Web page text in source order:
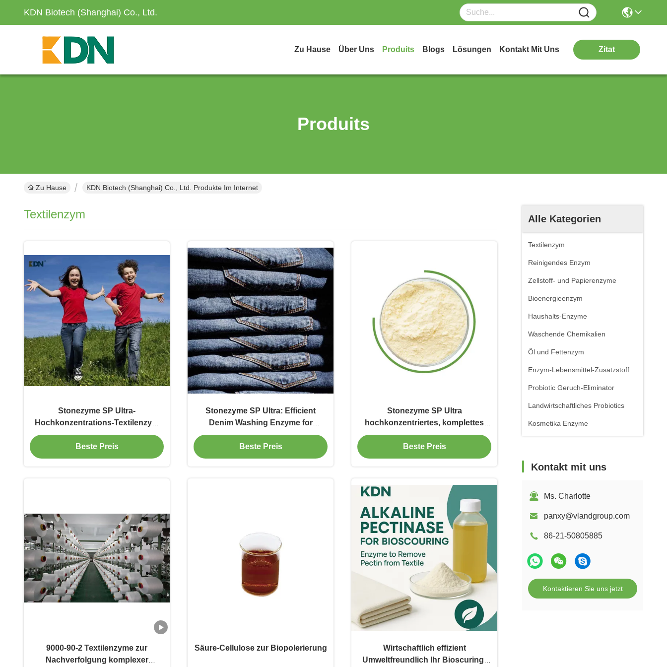
KDN Biotech (Shanghai) Co., Ltd.
Zu Hause Über Uns Produits Blogs Lösungen Kontakt Mit Uns Zitat
Produits
Zu Hause KDN Biotech (Shanghai) Co., Ltd. Produkte Im Internet
Alle Kategorien
Textilenzym
Reinigendes Enzym
Zellstoff- und Papierenzyme
Bioenergieenzym
Haushalts-Enzyme
Waschende Chemikalien
Öl und Fettenzym
Enzym-Lebensmittel-Zusatzstoff
Probiotic Geruch-Eliminator
Landwirtschaftliches Probiotics
Kosmetika Enzyme
Kontakt mit uns
Ms. Charlotte
panxy@vlandgroup.com
86-21-50805885
Kontaktieren Sie uns jetzt
Textilenzym
Stonezyme SP Ultra-
Hochkonzentrations-Textilenzym
für Denimwaschen und Bio-
Finishing
Beste Preis
Stonezyme SP Ultra: Efficient
Denim Washing Enzyme for
Superior Bio-Finishing Effects
Beste Preis
Stonezyme SP Ultra
hochkonzentriertes, komplettes
Denim-Waschpulver-Cellulase,
formuliert mit Cellulasen der neuen
Generation und Anti-Färbemittel
Beste Preis
9000-90-2 Textilenzyme zur
Nachverfolgung komplexer
Säure-Cellulose zur Biopolerierung
Wirtschaftlich effizient
Umweltfreundlich Ihr Bioscuring-